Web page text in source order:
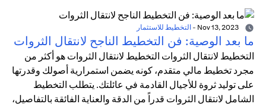
- التخطيط للاستثمار
ما بعد الوصية: فن التخطيط الناجح لانتقال الثروات
التخطيط لانتقال الثروات التخطيط لانتقال الثروات هو أكثر من
مجرد تخطيط مالي متقدم، كونه يضمن استمرارية أصولك وقدرتها
على توليد ثروة للأجيال القادمة في عائلتك. يتطلب التخطيط
الشامل لانتقال الثروات قدراً من الدقة والعناية الفائقة بالتفاصيل،